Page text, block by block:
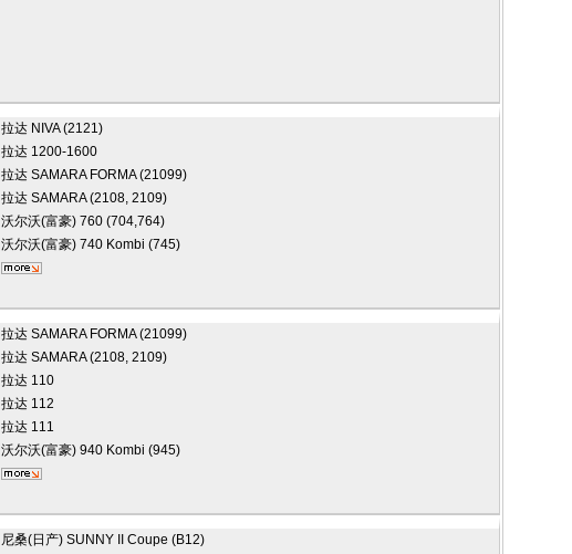
拉达 NIVA (2121)
拉达 1200-1600
拉达 SAMARA FORMA (21099)
拉达 SAMARA (2108, 2109)
沃尔沃(富豪) 760 (704,764)
沃尔沃(富豪) 740 Kombi (745)
拉达 SAMARA FORMA (21099)
拉达 SAMARA (2108, 2109)
拉达 110
拉达 112
拉达 111
沃尔沃(富豪) 940 Kombi (945)
尼桑(日产) SUNNY II Coupe (B12)